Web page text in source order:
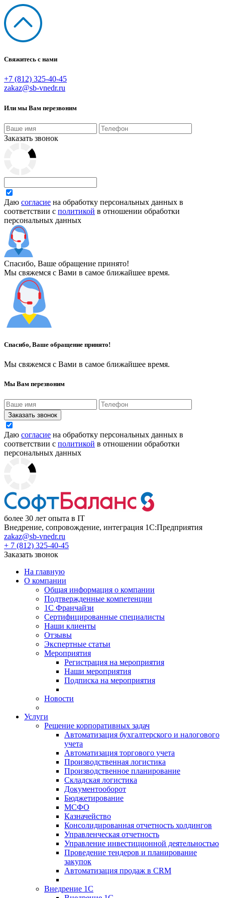
Свяжитесь с нами
+7 (812) 325-40-45
zakaz@sb-vnedr.ru
Или мы Вам перезвоним
Заказать звонок
Даю согласие на обработку персональных данных в
соответствии с политикой в отношении обработки
персональных данных
Спасибо, Ваше обращение принято!
Мы свяжемся с Вами в самое ближайшее время.
Спасибо, Ваше обращение принято!
Мы свяжемся с Вами в самое ближайшее время.
Мы Вам перезвоним
Заказать звонок
Даю согласие на обработку персональных данных в
соответствии с политикой в отношении обработки
персональных данных
более 30 лет опыта в IT
Внедрение, сопровождение, интеграция 1С:Предприятия
zakaz@sb-vnedr.ru
+ 7 (812) 325-40-45
Заказать звонок
На главную
О компании
Общая информация о компании
Подтвержденные компетенции
1С Франчайзи
Сертифицированные специалисты
Наши клиенты
Отзывы
Экспертные статьи
Мероприятия
Регистрация на мероприятия
Наши мероприятия
Подписка на мероприятия
Новости
Услуги
Решение корпоративных задач
Автоматизация бухгалтерского и налогового
учета
Автоматизация торгового учета
Производственная логистика
Производственное планирование
Складская логистика
Документооборот
Бюджетирование
МСФО
Казначейство
Консолидированная отчетность холдингов
Управленческая отчетность
Управление инвестиционной деятельностью
Проведение тендеров и планирование
закупок
Автоматизация продаж в CRM
Внедрение 1С